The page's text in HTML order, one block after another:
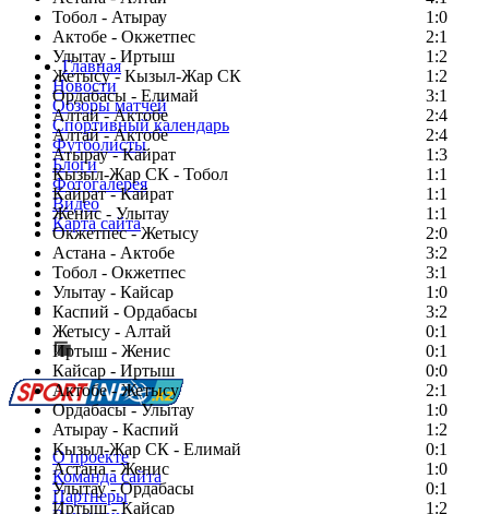
Тобол - Атырау
1:0
Актобе - Окжетпес
2:1
Улытау - Иртыш
1:2
Жетысу - Кызыл-Жар СК
1:2
Ордабасы - Елимай
3:1
Алтай - Актобе
2:4
Алтай - Актобе
2:4
Атырау - Кайрат
1:3
Кызыл-Жар СК - Тобол
1:1
Кайрат - Кайрат
1:1
Женис - Улытау
1:1
Окжетпес - Жетысу
2:0
Астана - Актобе
3:2
Тобол - Окжетпес
3:1
Улытау - Кайсар
1:0
Каспий - Ордабасы
3:2
Жетысу - Алтай
0:1
Иртыш - Женис
0:1
Кайсар - Иртыш
0:0
Актобе - Жетысу
2:1
Ордабасы - Улытау
1:0
Атырау - Каспий
1:2
Кызыл-Жар СК - Елимай
0:1
Астана - Женис
1:0
Улытау - Ордабасы
0:1
Иртыш - Кайсар
1:2
Главная
Новости
Обзоры матчей
Спортивный календарь
Футболисты
Блоги
Фотогалерея
Видео
Карта сайта
Есть идея?
Сообщить о мероприятии
Перейти на старый сайт
О проекте
Команда сайта
Партнеры